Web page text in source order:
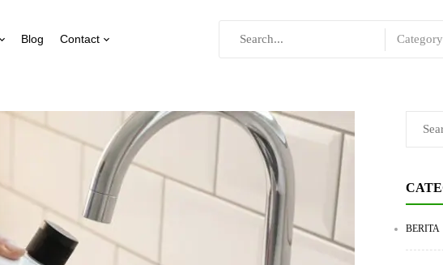
Blog Contact Category
BERITA